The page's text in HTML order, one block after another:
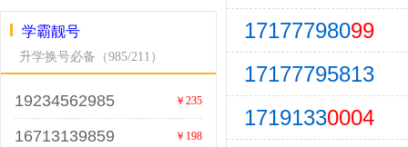
学霸靓号
升学换号必备（985/211）
19234562985 ￥235
16713139859 ￥198
17177798099
17177795813
17191330004